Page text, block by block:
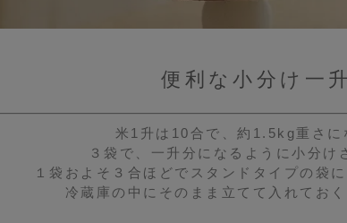
便利な小分け一
米1升は10合で、約1.5kg重さに
３袋で、一升分になるように小分け
１袋およそ３合ほどでスタンドタイプの袋
冷蔵庫の中にそのまま立てて入れてお